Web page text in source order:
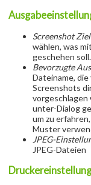
Screenshot Ziel
wählen, was
geschehen soll.
Bevorzugte
Dateiname,
Screenshots
vorgeschlagen
unter-Dialog
um zu
Muster
JPEG-
JPEG-Dateien